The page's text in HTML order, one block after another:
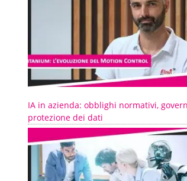
IA in azienda: obblighi normativi,
protezione dei dati